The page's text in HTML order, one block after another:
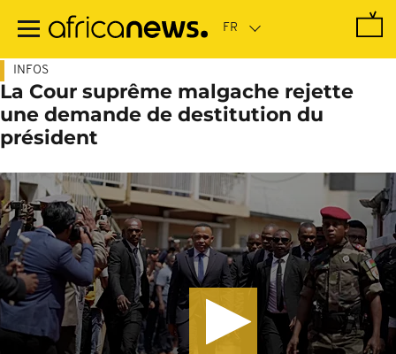
contenu
INFOS
La Cour suprême malgache rejette
une demande de destitution du
président